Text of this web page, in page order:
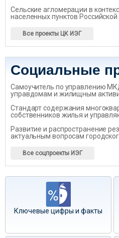
Сельские агломерации в
населенных пунктов
Все проекты ЦК ИЭГ
Социальные
Самоучитель по управлению
управдомам и жилищным
Стандарт содержания
собственников жилья и
Развитие и распространение
актуальным вопросам
Все соцпроекты ИЭГ
Ключевые цифры и факты